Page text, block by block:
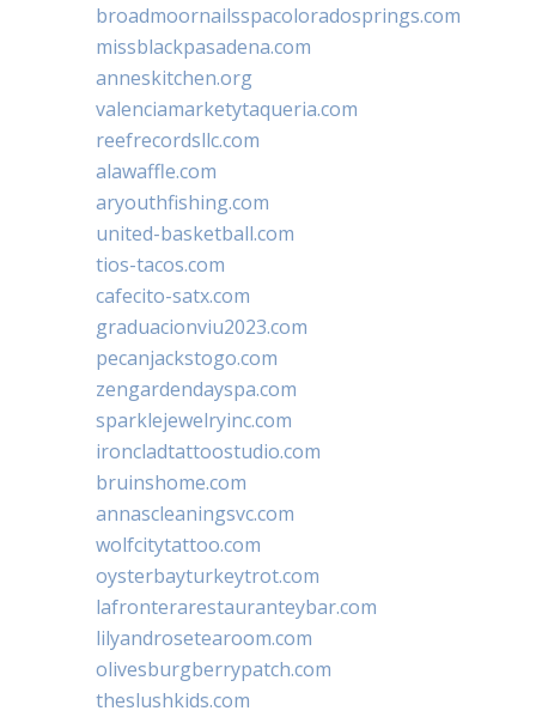
broadmoornailsspacoloradosprings.com
missblackpasadena.com
anneskitchen.org
valenciamarketytaqueria.com
reefrecordsllc.com
alawaffle.com
aryouthfishing.com
united-basketball.com
tios-tacos.com
cafecito-satx.com
graduacionviu2023.com
pecanjackstogo.com
zengardendayspa.com
sparklejewelryinc.com
ironcladtattoostudio.com
bruinshome.com
annascleaningsvc.com
wolfcitytattoo.com
oysterbayturkeytrot.com
lafronterarestauranteybar.com
lilyandrosetearoom.com
olivesburgberrypatch.com
theslushkids.com